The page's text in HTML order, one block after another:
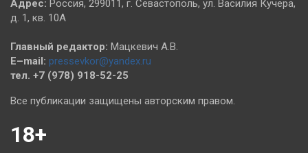
Адрес: Россия, 299011, г. Севастополь, ул. Василия Кучера,
д. 1, кв. 10А
Главный редактор: Мацкевич А.В.
E–mail: pressevkor@yandex.ru
тел. +7 (978) 918-52-25
Все публикации защищены авторским правом.
18+